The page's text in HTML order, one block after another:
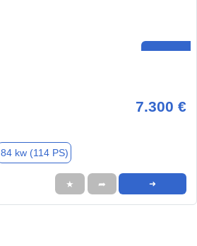
7.300 €
84 kw (114 PS)
★ ➦ ➜